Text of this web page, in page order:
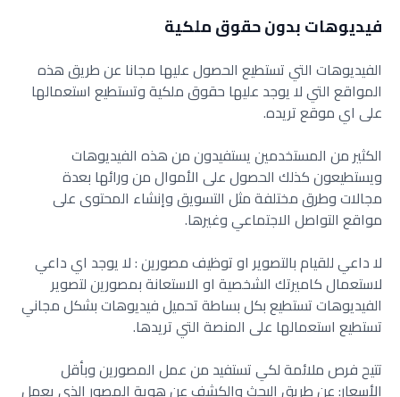
فيديوهات بدون حقوق ملكية
الفيديوهات التي تستطيع الحصول عليها مجانا عن طريق هذه
المواقع التي لا يوجد عليها حقوق ملكية وتستطيع استعمالها
على اي موقع تريده.
الكثير من المستخدمين يستفيدون من هذه الفيديوهات
ويستطيعون كذلك الحصول على الأموال من ورائها بعدة
مجالات وطرق مختلفة مثل التسويق وإنشاء المحتوى على
مواقع التواصل الاجتماعي وغيرها.
لا داعي للقيام بالتصوير او توظيف مصورين : لا يوجد اي داعي
لاستعمال كاميرتك الشخصية او الاستعانة بمصورين لتصوير
الفيديوهات تستطيع بكل بساطة تحميل فيديوهات بشكل مجاني
تستطيع استعمالها على المنصة التي تريدها.
تتيح فرص ملائمة لكي تستفيد من عمل المصورين وبأقل
الأسعار: عن طريق البحث والكشف عن هوية المصور الذي يعمل